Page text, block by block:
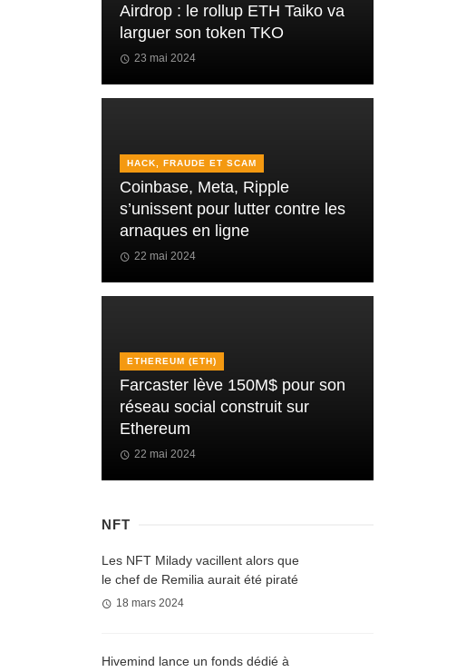
Airdrop : le rollup ETH Taiko va
larguer son token TKO
23 mai 2024
HACK, FRAUDE ET SCAM
Coinbase, Meta, Ripple
s’unissent pour lutter contre les
arnaques en ligne
22 mai 2024
ETHEREUM (ETH)
Farcaster lève 150M$ pour son
réseau social construit sur
Ethereum
22 mai 2024
NFT
Les NFT Milady vacillent alors que
le chef de Remilia aurait été piraté
18 mars 2024
Hivemind lance un fonds dédié à